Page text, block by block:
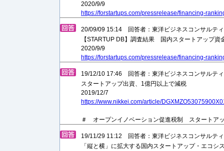
2020/9/9
https://forstartups.com/pressrelease/financing-
20/09/09 15:14 回答者：東洋ビジネスコンサルテ
【STARTUP DB】調査結果 国内スタートアップ資
2020/9/9
https://forstartups.com/pressrelease/financing-
19/12/10 17:46 回答者：東洋ビジネスコンサルテ
スタートアップ出資、1億円以上で減税
2019/12/7
https://www.nikkei.com/article/
＃ オープンイノベーション促進税制 スタートア
19/11/29 11:12 回答者：東洋ビジネスコンサルテ
「縦と横」に拡大する国内スタートアップ・エコシ